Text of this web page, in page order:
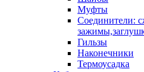
Муфты
Соединители:
Гильзы
Наконечники
Термоусадка